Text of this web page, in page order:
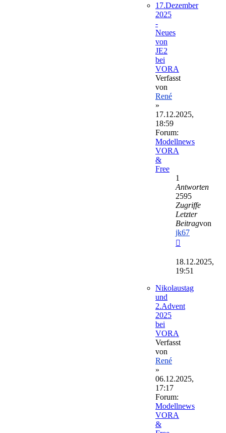
17.Dezember
2025
-
Neues
von
JE2
bei
VORA
Verfasst
von
René
»
17.12.2025,
18:59
Forum:
Modellnews
VORA
&
Free
1
Antworten
2595
Zugriffe
Letzter
Beitragvon
jk67
Beitrag
18.12.2025,
19:51
Nikolaustag
und
2.Advent
2025
bei
VORA
Verfasst
von
René
»
06.12.2025,
17:17
Forum:
Modellnews
VORA
&